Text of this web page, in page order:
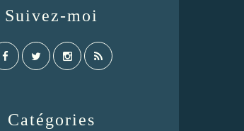
Catégories
Suivez-moi